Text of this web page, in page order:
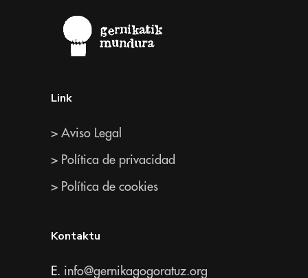
Link
> Aviso Legal
> Política de privacidad
> Política de cookies
Kontaktu
E. info@gernikagogoratuz.org